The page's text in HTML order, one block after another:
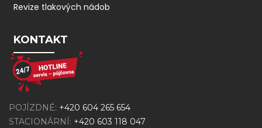
Revize tlakových nádob
KONTAKT
POJÍZDNÉ: +420 604 265 654
STACIONÁRNÍ: +420 603 118 047